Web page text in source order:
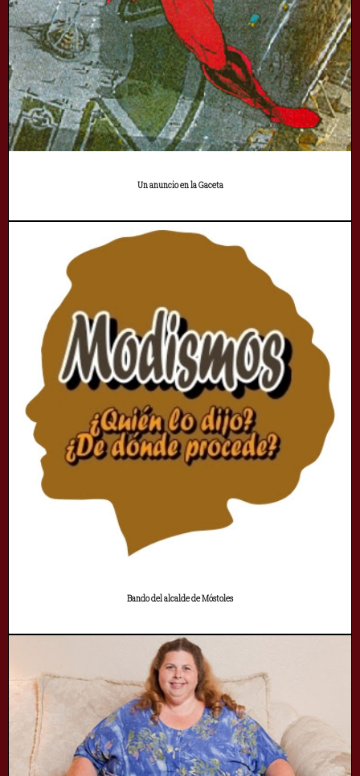
Un anuncio en la Gaceta
Bando del alcalde de Móstoles